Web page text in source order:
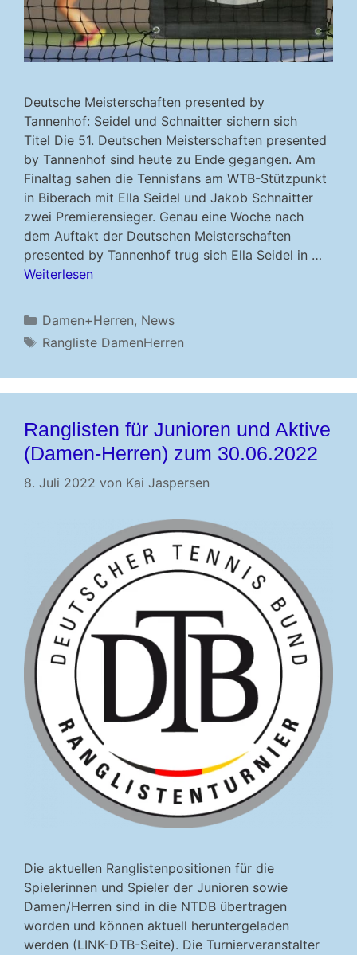
Deutsche Meisterschaften presented by
Tannenhof: Seidel und Schnaitter sichern sich
Titel Die 51. Deutschen Meisterschaften presented
by Tannenhof sind heute zu Ende gegangen. Am
Finaltag sahen die Tennisfans am WTB-Stützpunkt
in Biberach mit Ella Seidel und Jakob Schnaitter
zwei Premierensieger. Genau eine Woche nach
dem Auftakt der Deutschen Meisterschaften
presented by Tannenhof trug sich Ella Seidel in …
Weiterlesen
Kategorien
Damen+Herren, News
Schlagwörter
Rangliste DamenHerren
Ranglisten für Junioren und Aktive
(Damen-Herren) zum 30.06.2022
8. Juli 2022 von Kai Jaspersen
Die aktuellen Ranglistenpositionen für die
Spielerinnen und Spieler der Junioren sowie
Damen/Herren sind in die NTDB übertragen
worden und können aktuell heruntergeladen
werden (LINK-DTB-Seite). Die Turnierveranstalter